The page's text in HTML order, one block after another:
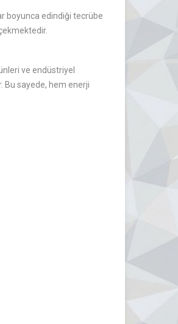
boyunca edindiği tecrübe
ve endüstriyel
Bu sayede, hem enerji